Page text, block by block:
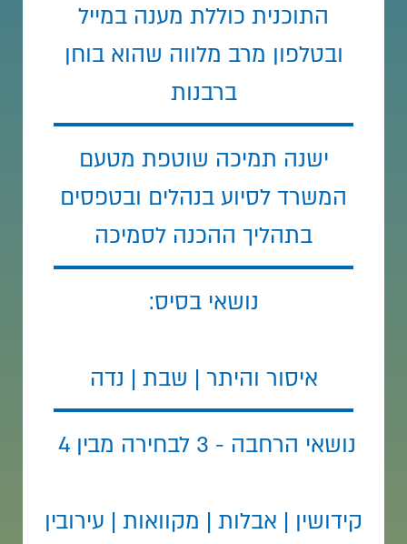
התוכנית כוללת מענה במייל
ובטלפון מרב מלווה שהוא בוחן
ברבנות
ישנה תמיכה שוטפת מטעם
המשרד לסיוע בנהלים ובטפסים
בתהליך ההכנה לסמיכה
נושאי בסיס:
איסור והיתר | שבת | נדה
נושאי הרחבה - 3 לבחירה מבין 4
קידושין | אבלות | מקוואות | עירובין